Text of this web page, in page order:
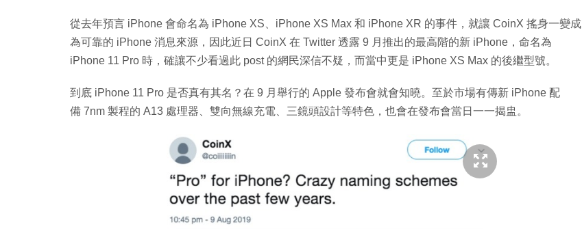
從去年預言 iPhone 會命名為 iPhone XS、iPhone XS Max 和 iPhone XR 的事件，就讓 CoinX 搖身一變成
為可靠的 iPhone 消息來源，因此近日 CoinX 在 Twitter 透露 9 月推出的最高階的新 iPhone，命名為
iPhone 11 Pro 時，確讓不少看過此 post 的網民深信不疑，而當中更是 iPhone XS Max 的後繼型號。
到底 iPhone 11 Pro 是否真有其名？在 9 月舉行的 Apple 發布會就會知曉。至於市場有傳新 iPhone 配
備 7nm 製程的 A13 處理器、雙向無線充電、三鏡頭設計等特色，也會在發布會當日一一揭盅。